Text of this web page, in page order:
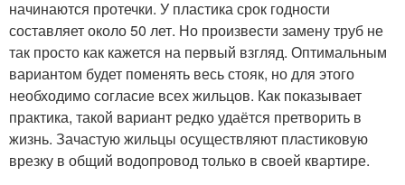
начинаются протечки. У пластика срок годности
составляет около 50 лет. Но произвести замену труб не
так просто как кажется на первый взгляд. Оптимальным
вариантом будет поменять весь стояк, но для этого
необходимо согласие всех жильцов. Как показывает
практика, такой вариант редко удаётся претворить в
жизнь. Зачастую жильцы осуществляют пластиковую
врезку в общий водопровод только в своей квартире.